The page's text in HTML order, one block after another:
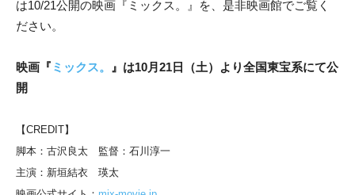
は10/21公開の映画『ミックス。』を、是非映画館でご覧く
ださい。
映画『 ミックス。
』は10月21日（土）より全国東宝系にて公
開
【CREDIT】
脚本：古沢良太 監督：石川淳一
主演：新垣結衣 瑛太